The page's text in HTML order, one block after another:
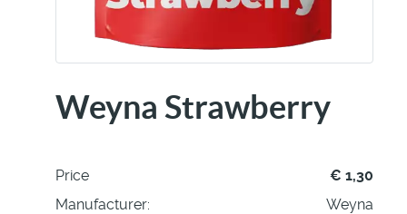
Weyna Strawberry
Price
€ 1,30
Manufacturer:
Weyna